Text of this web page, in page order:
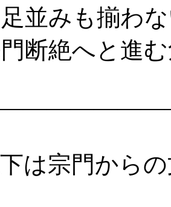
並みも揃わ
断絶へと進
は宗門から